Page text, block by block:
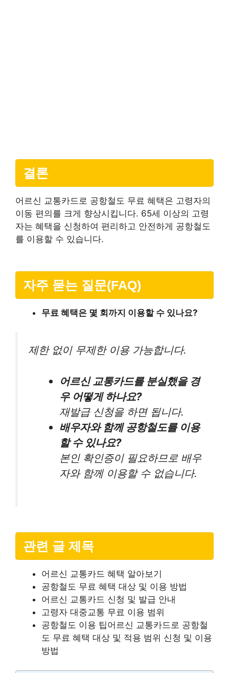
결론
어르신 교통카드로 공항철도 무료 혜택은 고령자의
이동 편의를 크게 향상시킵니다. 65세 이상의 고령
자는 혜택을 신청하여 편리하고 안전하게 공항철도
를 이용할 수 있습니다.
자주 묻는 질문(FAQ)
무료 혜택은 몇 회까지 이용할 수 있나요?
제한 없이 무제한 이용 가능합니다.
어르신 교통카드를 분실했을 경
우 어떻게 하나요?
재발급 신청을 하면 됩니다.
배우자와 함께 공항철도를 이용
할 수 있나요?
본인 확인증이 필요하므로 배우
자와 함께 이용할 수 없습니다.
관련 글 제목
어르신 교통카드 혜택 알아보기
공항철도 무료 혜택 대상 및 이용 방법
어르신 교통카드 신청 및 발급 안내
고령자 대중교통 무료 이용 범위
공항철도 이용 팁어르신 교통카드로 공항철
도 무료 혜택 대상 및 적용 범위 신청 및 이용
방법